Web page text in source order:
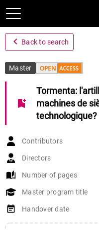
navigate_before Back to search
Master
bookmark_add
Tormenta:
machines de
technologique?
Contributors
Directors
auto_stories Number of pages
Master program title
event_note Handover date